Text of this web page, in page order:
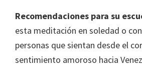
Recomendaciones para su
esta meditación en soledad o
personas que sientan desde el
sentimiento amoroso hacia